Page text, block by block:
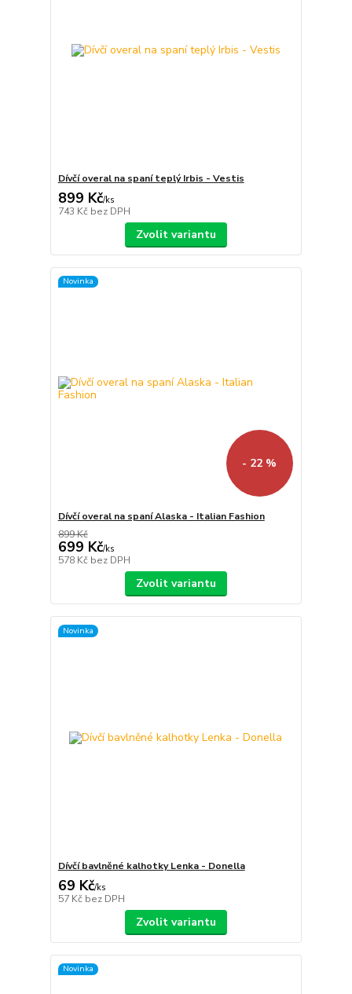
Dívčí overal na spaní teplý Irbis - Vestis
899 Kč/ks
743 Kč bez DPH
Zvolit variantu
Novinka
- 22 %
Dívčí overal na spaní Alaska - Italian Fashion
899 Kč
699 Kč/ks
578 Kč bez DPH
Zvolit variantu
Novinka
Dívčí bavlněné kalhotky Lenka - Donella
69 Kč/ks
57 Kč bez DPH
Zvolit variantu
Novinka